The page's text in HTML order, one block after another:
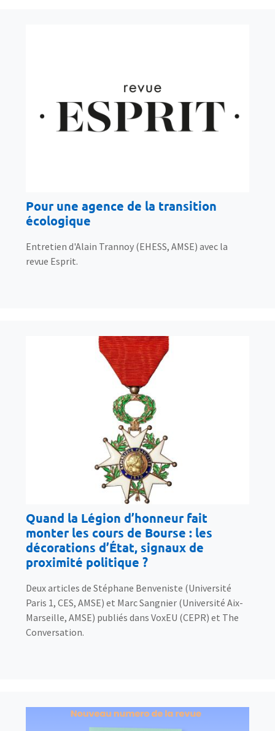
Pour une agence de la transition
écologique
Entretien d'Alain Trannoy (EHESS, AMSE) avec la
revue Esprit.
Quand la Légion d’honneur fait
monter les cours de Bourse : les
décorations d’État, signaux de
proximité politique ?
Deux articles de Stéphane Benveniste (Université
Paris 1, CES, AMSE) et Marc Sangnier (Université Aix-
Marseille, AMSE) publiés dans VoxEU (CEPR) et The
Conversation.